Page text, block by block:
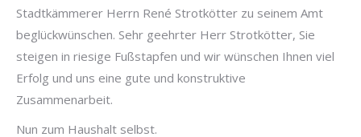
Stadtkämmerer Herrn René Strotkötter zu seinem Amt
beglückwünschen. Sehr geehrter Herr Strotkötter, Sie
steigen in riesige Fußstapfen und wir wünschen Ihnen viel
Erfolg und uns eine gute und konstruktive
Zusammenarbeit.
Nun zum Haushalt selbst.